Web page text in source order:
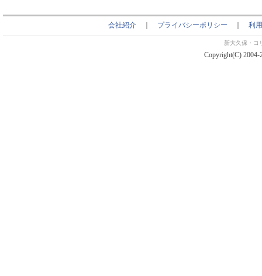
会社紹介 プライバシーポリシー 利
新大久保・コ
Copyright(C)